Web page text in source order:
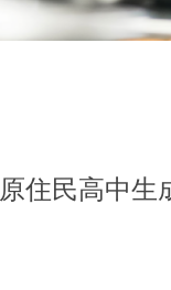
114
住民高中生